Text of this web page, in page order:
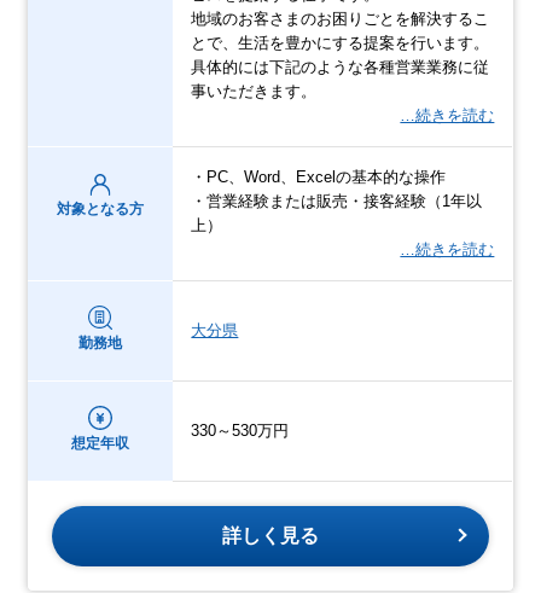
地域のお客さまのお困りごとを解決するこ
とで、生活を豊かにする提案を行います。
具体的には下記のような各種営業業務に従
事いただきます。
…続きを読む
対象となる方
・PC、Word、Excelの基本的な操作
・営業経験または販売・接客経験（1年以
上）
…続きを読む
勤務地
大分県
想定年収
330～530万円
詳しく見る